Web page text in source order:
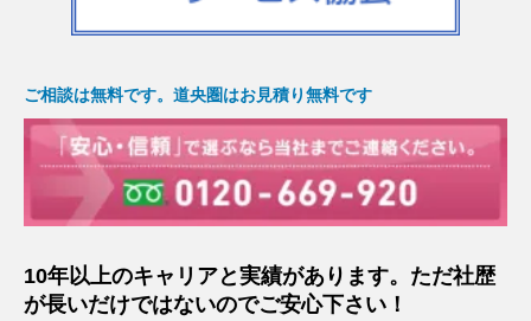
ご相談は無料です。道央圏はお見積り無料です
10年以上のキャリアと実績があります。ただ社歴
が長いだけではないのでご安心下さい！